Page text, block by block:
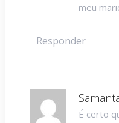
meu
Responder
É certo